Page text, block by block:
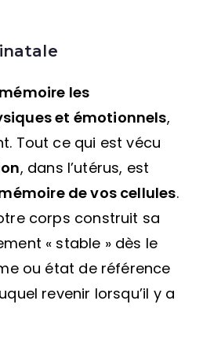
les
et émotionnels,
Tout ce qui est vécu
, dans l’utérus, est
de vos cellules.
corps construit sa
« stable » dès le
ou état de référence
revenir lorsqu’il y a